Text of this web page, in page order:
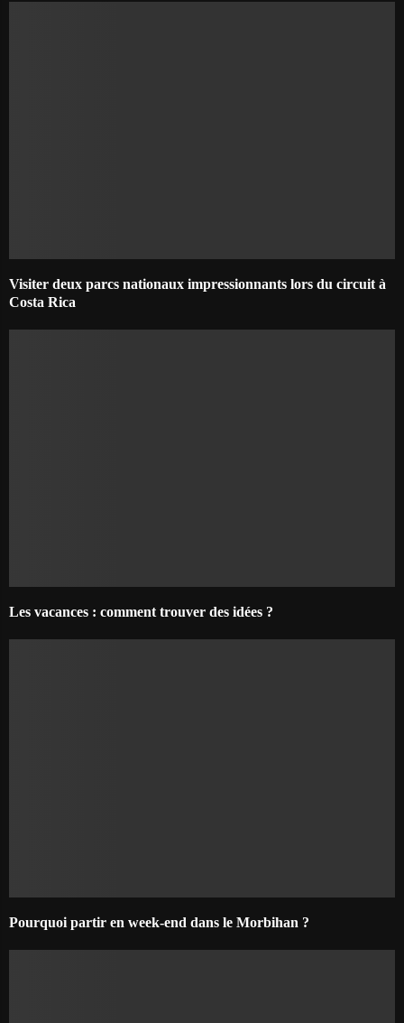
Visiter deux parcs nationaux impressionnants lors du circuit à
Costa Rica
Les vacances : comment trouver des idées ?
Pourquoi partir en week-end dans le Morbihan ?